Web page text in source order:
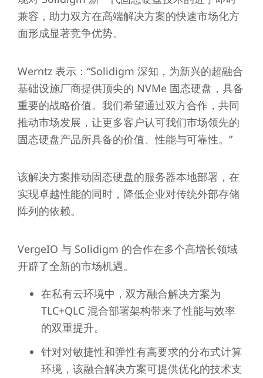
兼容，助力双方在高端解决方案的快速市场化方
面形成显著竞争优势。
Werntz 表示：“Solidigm 深知，为新兴的超融合
基础设施厂商提供顶尖的 NVMe 固态硬盘，具备
重要的战略价值。我们希望通过双方合作，共同
推动市场发展，让更多客户认可我们市场领先的
固态硬盘产品所具备的价值、性能与可靠性。”
该解决方案推动固态硬盘的服务器本地部署，在
实现卓越性能的同时，降低企业对传统外部存储
阵列的依赖。
VergeIO 与 Solidigm 的合作在多个高增长领域
开辟了全新的市场机遇。
在私有云环境中，双方融合解决方案为
TLC+QLC 混合部署架构带来了性能与效率
的双重提升。
针对对敏捷性和弹性有高要求的分布式计算
环境，该融合解决方案可提供优化的技术支